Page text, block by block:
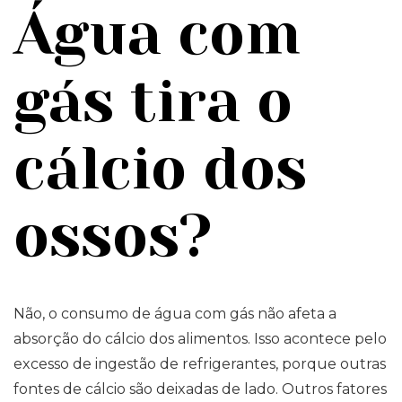
Água com
gás tira o
cálcio dos
ossos?
Não, o consumo de água com gás não afeta a
absorção do cálcio dos alimentos. Isso acontece pelo
excesso de ingestão de refrigerantes, porque outras
fontes de cálcio são deixadas de lado. Outros fatores